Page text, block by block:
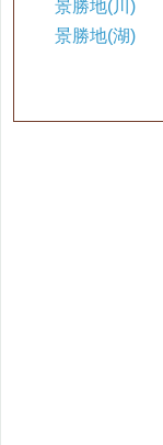
景勝地(川)
景勝地(湖)